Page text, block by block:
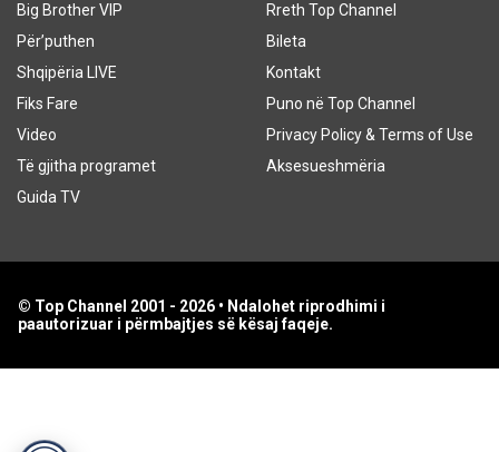
Big Brother VIP
Për’puthen
Shqipëria LIVE
Fiks Fare
Video
Të gjitha programet
Guida TV
Rreth Top Channel
Bileta
Kontakt
Puno në Top Channel
Privacy Policy & Terms of Use
Aksesueshmëria
© Top Channel 2001 - 2026 • Ndalohet riprodhimi i
paautorizuar i përmbajtjes së kësaj faqeje.